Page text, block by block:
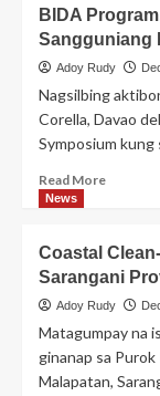
up
Drive,
Bukidnon
BIDA
Sangguniang
Adoy Rudy
Nagsilbing
Corella, Davao
Symposium kung
Read MoreRead
Program,
tinalakay
sa
ng
Kabataan
News
Coastal
Sarangani
Adoy Rudy
Matagumpay na
ginanap sa
Malapatan,